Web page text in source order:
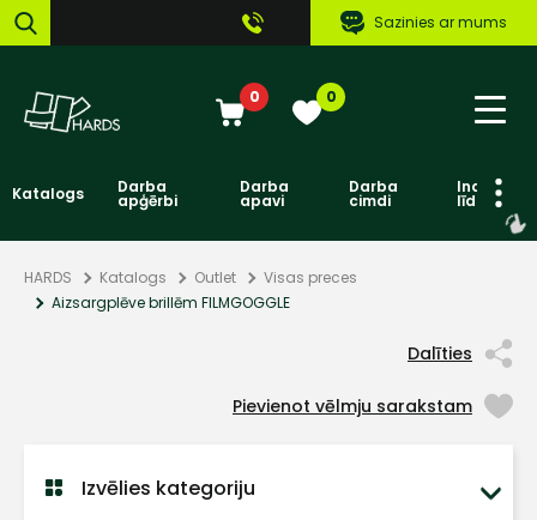
Sazinies ar mums
0 0
Katalogs Darba
apģērbi
Darba
apavi
Darba
cimdi līdzekļi
HARDS Katalogs Outlet
Visas preces
Aizsargplēve brillēm FILMGOGGLE
Dalīties
Pievienot vēlmju sarakstam
Izvēlies kategoriju